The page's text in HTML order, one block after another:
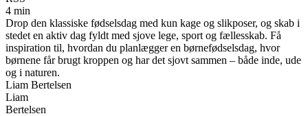
4 min
Drop den klassiske fødselsdag med kun kage og slikposer, og skab i
stedet en aktiv dag fyldt med sjove lege, sport og fællesskab. Få
inspiration til, hvordan du planlægger en børnefødselsdag, hvor
børnene får brugt kroppen og har det sjovt sammen – både inde, ude
og i naturen.
Liam Bertelsen
Liam
Bertelsen